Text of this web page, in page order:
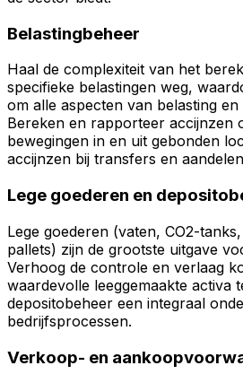
Belastingbeheer
Haal de complexiteit van het
specifieke belastingen weg,
om alle aspecten van belasting
Bereken en rapporteer accijnzen
bewegingen in en uit gebonden
accijnzen bij transfers en
Lege goederen en
Lege goederen (vaten, CO2-
pallets) zijn de grootste uitgave
Verhoog de controle en verlaag
waardevolle leeggemaakte activa
depositobeheer een integraal
bedrijfsprocessen.
Verkoop- en